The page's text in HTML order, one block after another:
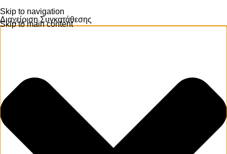
Διαχείριση Συγκατάθεσης
Skip to navigation
Skip to main content